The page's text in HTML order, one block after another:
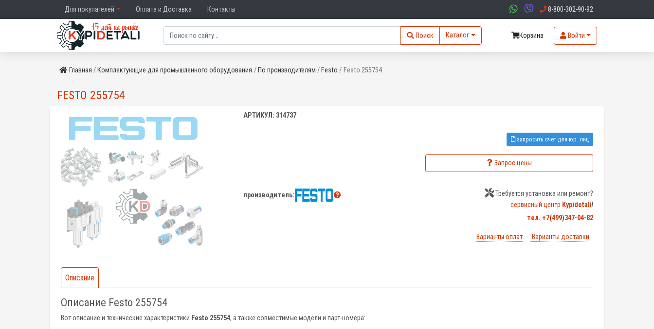
Для покупателей Оплата и Доставка Контакты 8-800-302-90-92
Поиск Каталог Корзина Войти
Главная Комплектующие для промышленного оборудования По производителям Festo Festo 255754
FESTO 255754
АРТИКУЛ: 314737
запросить счет для юр. лиц
Запрос цены
производитель:
Требуется установка или ремонт?
сервисный центр Kypidetali!
тел. +7(499)347-04-82
Варианты оплат Варианты доставки
Описание
Описание Festo 255754
Вот описание и технические характеристики Festo 255754, а также совместимые модели и парт-номера: